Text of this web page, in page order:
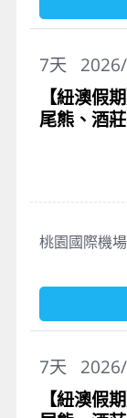
7天
【紐澳假
尾熊、酒
桃園國際機場
7天
【紐澳假